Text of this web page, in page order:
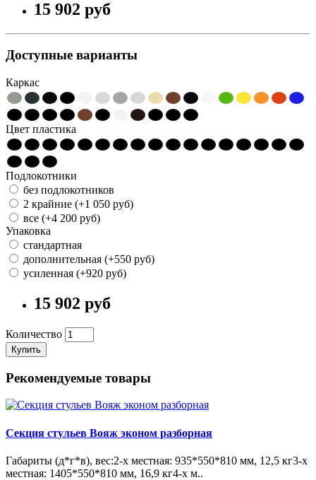
15 902 pуб
Доступные варианты
Каркас
Цвет пластика
Подлокотники
без подлокотников
2 крайние (+1 050 pуб)
все (+4 200 pуб)
Упаковка
стандартная
дополнительная (+550 pуб)
усиленная (+920 pуб)
15 902 pуб
Количество
Купить
Рекомендуемые товары
Секция стульев Вояж эконом разборная
Габариты (д*г*в), вес:2-х местная: 935*550*810 мм, 12,5 кг3-х
местная: 1405*550*810 мм, 16,9 кг4-х м..